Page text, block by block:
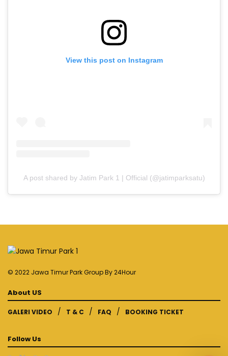
View this post on Instagram
A post shared by Jatim Park 1 | Official (@jatimparksatu)
© 2022 Jawa Timur Park Group By24Hour
About US
GALERI VIDEO T & C FAQ BOOKING TICKET
Follow Us